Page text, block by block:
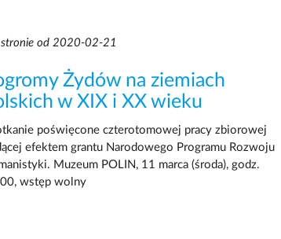
od 2020-02-21
Żydów na ziemiach
w XIX i XX wieku
poświęcone czterotomowej pracy zbiorowej
efektem grantu Narodowego Programu Rozwoju
Muzeum POLIN, 11 marca (środa), godz.
wstęp wolny